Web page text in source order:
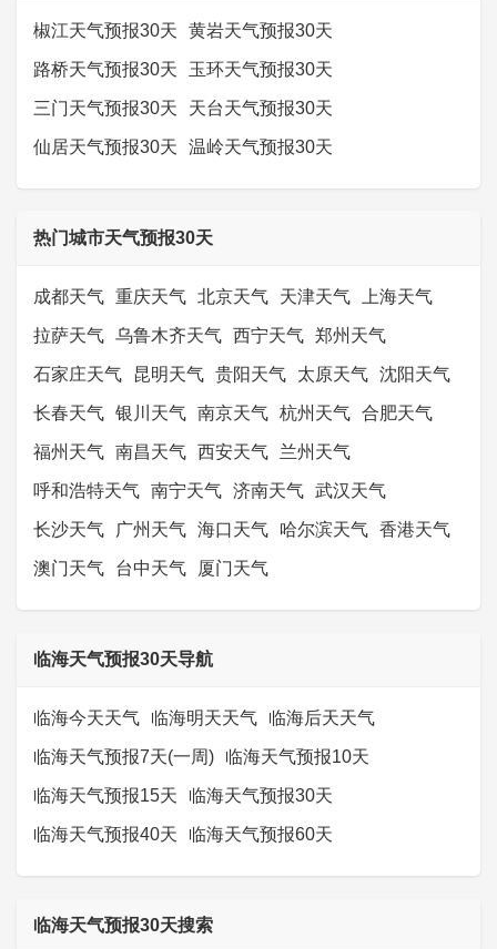
椒江天气预报30天 黄岩天气预报30天
路桥天气预报30天 玉环天气预报30天
三门天气预报30天 天台天气预报30天
仙居天气预报30天 温岭天气预报30天
热门城市天气预报30天
成都天气 重庆天气 北京天气 天津天气 上海天气
拉萨天气 乌鲁木齐天气 西宁天气 郑州天气
石家庄天气 昆明天气 贵阳天气 太原天气 沈阳天气
长春天气 银川天气 南京天气 杭州天气 合肥天气
福州天气 南昌天气 西安天气 兰州天气
呼和浩特天气 南宁天气 济南天气 武汉天气
长沙天气 广州天气 海口天气 哈尔滨天气 香港天气
澳门天气 台中天气 厦门天气
临海天气预报30天导航
临海今天天气 临海明天天气 临海后天天气
临海天气预报7天(一周) 临海天气预报10天
临海天气预报15天 临海天气预报30天
临海天气预报40天 临海天气预报60天
临海天气预报30天搜索